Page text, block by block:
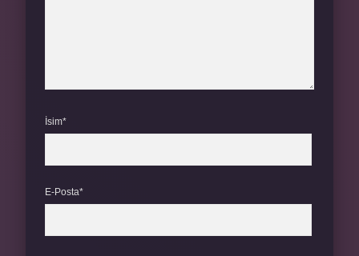
İsim*
E-Posta*